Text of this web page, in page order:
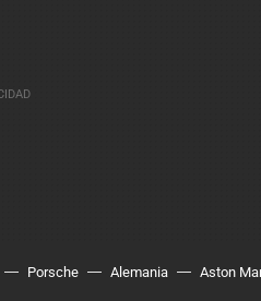
Porsche Alemania Aston